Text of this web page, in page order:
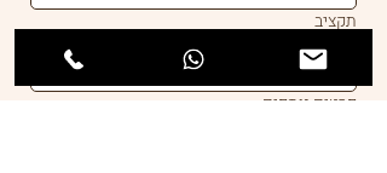
תקציב
פרטים נוספים